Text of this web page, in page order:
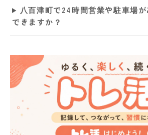
八百津町で24時間営業や駐車場
できますか？